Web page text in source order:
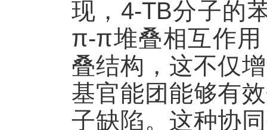
现， 4-TB分子的
π-π堆叠相互作
叠结构，这不仅
基官能团能够有
子缺陷。这种协